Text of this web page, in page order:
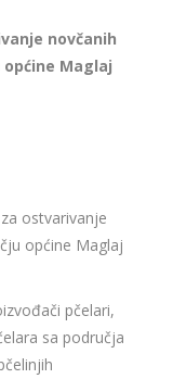
novčanih
Maglaj
ostvarivanje
općine Maglaj
pčelari,
sa područja